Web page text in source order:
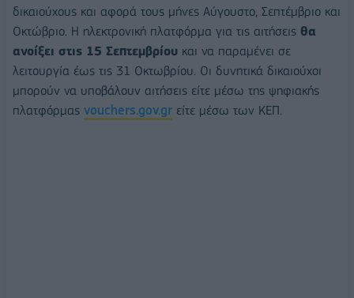
δικαιούχους και αφορά τους μήνες Αύγουστο, Σεπτέμβριο και
Οκτώβριο. Η ηλεκτρονική πλατφόρμα για τις αιτήσεις θα
ανοίξει στις 15 Σεπτεμβρίου και να παραμένει σε
λειτουργία έως τις 31 Οκτωβρίου. Οι δυνητικά δικαιούχοι
μπορούν να υποβάλουν αιτήσεις είτε μέσω της ψηφιακής
πλατφόρμας vouchers.gov.gr είτε μέσω των ΚΕΠ.